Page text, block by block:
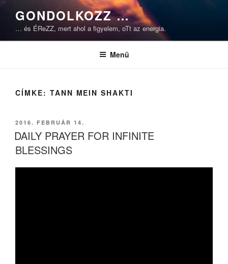
Tartalomhoz
GONDOLKOZZ …
… és ÉReZZ, mert ahol a figyelem, oTt az energia.
Menü
CÍMKE: TANN MEIN SHAKTI
BEKÜLDVE:
2016. FEBRUÁR 14.
DAILY PRAYER FOR INFINITE
BLESSINGS